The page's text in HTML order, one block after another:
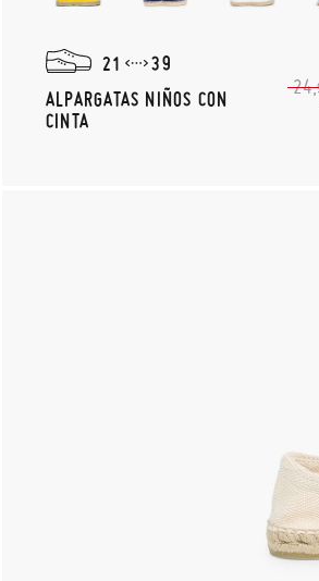
21
39
ALPARGATAS NIÑOS CON
CINTA
24,